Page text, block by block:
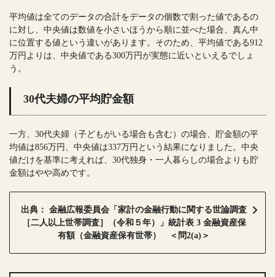
平均値は全てのデータの合計をデータの個数で割った値であるの
に対し、中央値は数値を小さいほうから順に並べた場合、真ん中
に位置する値という違いがあります。そのため、平均値である912
万円よりは、中央値である300万円が実態に近いといえるでしょ
う。
30代夫婦の平均貯金額
一方、30代夫婦（子どもがいる場合も含む）の場合、貯金額の平
均値は856万円、中央値は337万円という結果になりました。中央
値だけを基準に考えれば、30代独身・一人暮らしの場合よりも貯
金額はやや高めです。
出典： 金融広報委員会「家計の金融行動に関する世論調査
［二人以上世帯調査］（令和５年）」統計表 3 金融資産保
有額（金融資産保有世帯） ＜問2(a)＞